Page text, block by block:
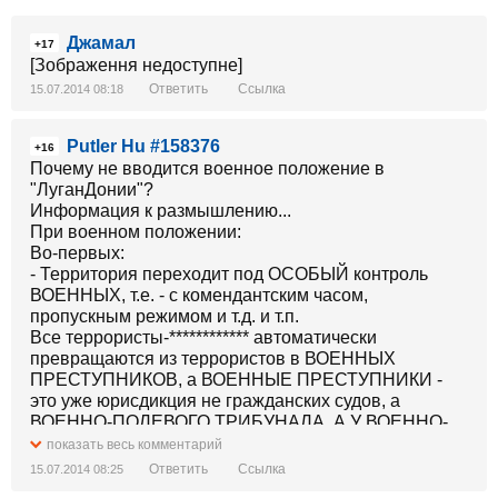
+17
Джамал
[Зображення недоступне]
15.07.2014 08:18 Ответить Ссылка
+16
Putler Hu #158376
Почему не вводится военное положение в
"ЛуганДонии"?
Информация к размышлению...
При военном положении:
Во-первых:
- Территория переходит под ОСОБЫЙ контроль
ВОЕННЫХ, т.е. - с комендантским часом,
пропускным режимом и т.д. и т.п.
Все террористы-************ автоматически
превращаются из террористов в ВОЕННЫХ
ПРЕСТУПНИКОВ, а ВОЕННЫЕ ПРЕСТУПНИКИ -
это уже юрисдикция не гражданских судов, а
ВОЕННО-ПОЛЕВОГО ТРИБУНАЛА. А У ВОЕННО-
ПОЛЕВОГО ТРИБУНАЛА приговоры, обычно,
короткие и, как правило, приводятся в исполнение
показать весь комментарий
15.07.2014 08:25 Ответить Ссылка